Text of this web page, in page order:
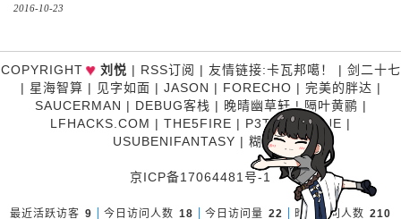
2016-10-23
COPYRIGHT♥ 刘悦 | RSS订阅 | 友情链接:卡瓦邦噶！ | 剑二十七
| 星海智算 | 见字如面 | JASON | FORECHO | 完美的胖达 |
SAUCERMAN | DEBUG客栈 | 晚晴幽草轩|隔叶黄鹂 |
LFHACKS.COM | THE5FIRE | P3TERX ZONE |
USUBENIFANTASY | 糊涂说
京ICP备17064481号-1
最近活跃访客 9 今日访问人数 18 今日访问量 22 昨日访问人数 210